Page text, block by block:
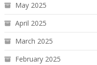
May 2025
April 2025
March 2025
February 2025